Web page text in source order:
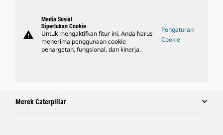
warning
Media Sosial
Diperlukan Cookie
Untuk mengaktifkan fitur ini, Anda harus
menerima penggunaan cookie
penargetan, fungsional, dan kinerja.
Pengaturan
Cookie
Merek Caterpillar